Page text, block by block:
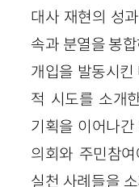
대사 재현의 성
속과 분열을 봉
개입을 발동시킨
적 시도를 소개
기획을 이어나
의회와 주민참
실천 사례들을